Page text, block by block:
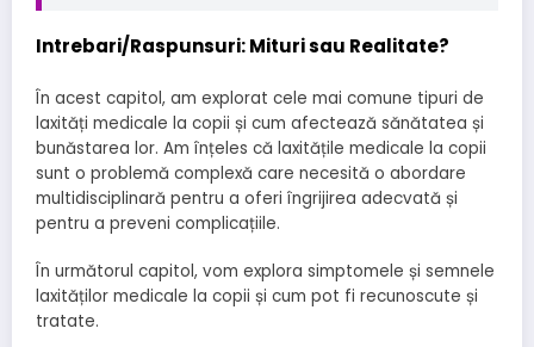
Intrebari/Raspunsuri: Mituri sau Realitate?
În acest capitol, am explorat cele mai comune tipuri de
laxități medicale la copii și cum afectează sănătatea și
bunăstarea lor. Am înțeles că laxitățile medicale la copii
sunt o problemă complexă care necesită o abordare
multidisciplinară pentru a oferi îngrijirea adecvată și
pentru a preveni complicațiile.
În următorul capitol, vom explora simptomele și semnele
laxităților medicale la copii și cum pot fi recunoscute și
tratate.